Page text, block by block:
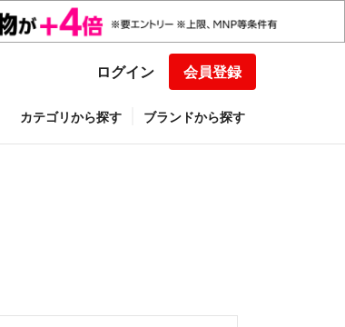
ログイン 会員登録
カテゴリから探す ブランドから探す